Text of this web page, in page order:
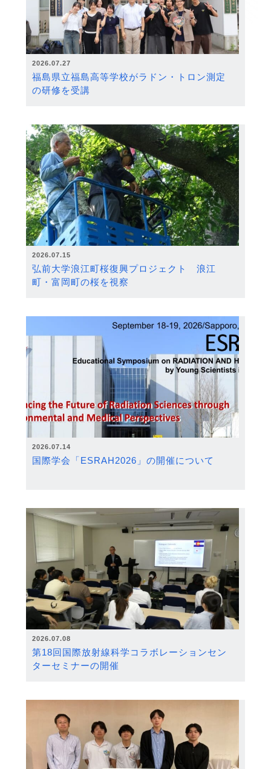
2026.07.27
福島県立福島高等学校がラドン・トロン測定
の研修を受講
2026.07.15
弘前大学浪江町桜復興プロジェクト 浪江
町・富岡町の桜を視察
2026.07.14
国際学会「ESRAH2026」の開催について
2026.07.08
第18回国際放射線科学コラボレーションセン
ターセミナーの開催